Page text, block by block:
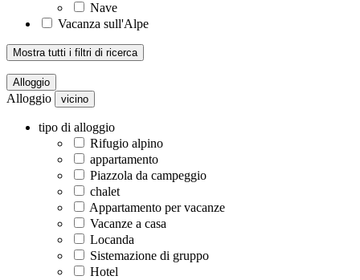
Nave
Vacanza sull'Alpe
Mostra tutti i filtri di ricerca
Alloggio
Alloggio vicino
tipo di alloggio
Rifugio alpino
appartamento
Piazzola da campeggio
chalet
Appartamento per vacanze
Vacanze a casa
Locanda
Sistemazione di gruppo
Hotel